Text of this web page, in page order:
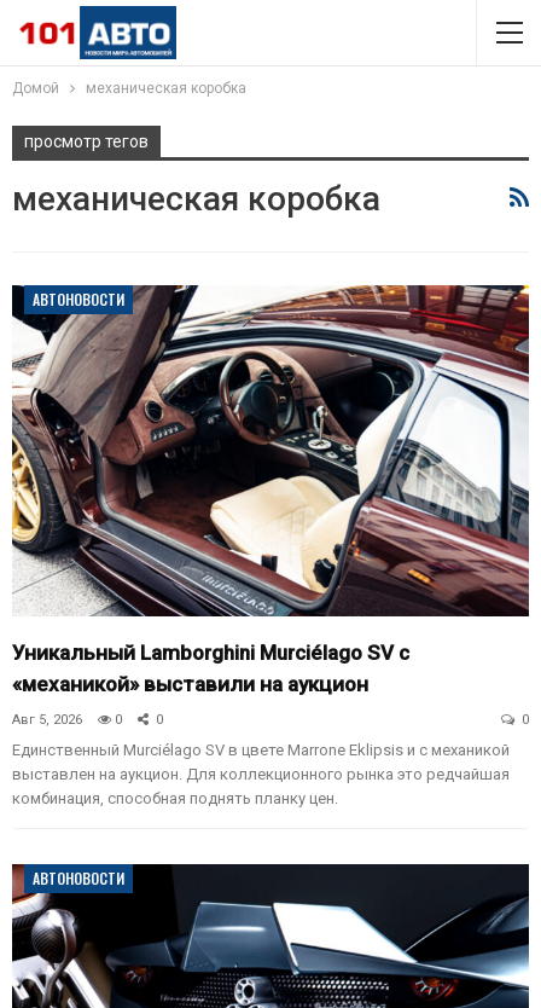
Домой механическая коробка
просмотр тегов
механическая коробка
АВТОНОВОСТИ
Уникальный Lamborghini Murciélago SV с
«механикой» выставили на аукцион
Авг 5, 2026 0 0 0
Единственный Murciélago SV в цвете Marrone Eklipsis и с механикой
выставлен на аукцион. Для коллекционного рынка это редчайшая
комбинация, способная поднять планку цен.
АВТОНОВОСТИ